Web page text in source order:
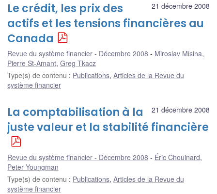
21 décembre 2008
Le crédit, les prix des
actifs et les tensions financières au
Canada
Revue du système financier - Décembre 2008 Miroslav Misina,
Pierre St-Amant, Greg Tkacz
Type(s) de contenu : Publications, Articles de la Revue du
système financier
21 décembre 2008
La comptabilisation à la
juste valeur et la stabilité financière
Revue du système financier - Décembre 2008 Éric Chouinard,
Peter Youngman
Type(s) de contenu : Publications, Articles de la Revue du
système financier